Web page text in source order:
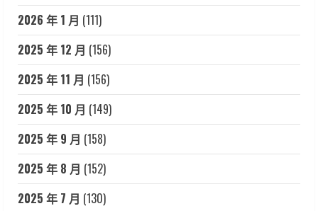
2026 年 1 月 (111)
2025 年 12 月 (156)
2025 年 11 月 (156)
2025 年 10 月 (149)
2025 年 9 月 (158)
2025 年 8 月 (152)
2025 年 7 月 (130)